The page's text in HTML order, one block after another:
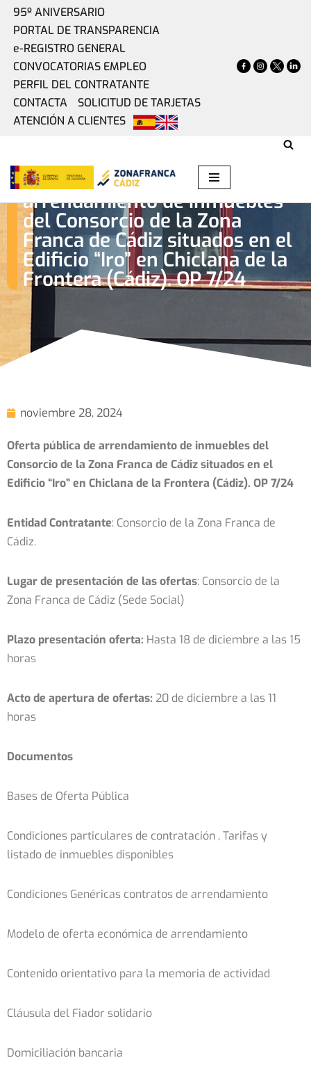
95º ANIVERSARIO
PORTAL DE TRANSPARENCIA
e-REGISTRO GENERAL
CONVOCATORIAS EMPLEO
PERFIL DEL CONTRATANTE
CONTACTA
SOLICITUD DE TARJETAS
ATENCIÓN A CLIENTES
Oferta pública de
arrendamiento de inmuebles
del Consorcio de la Zona
Franca de Cádiz situados en el
Edificio “Iro” en Chiclana de la
Frontera (Cádiz). OP 7/24
noviembre 28, 2024
Oferta pública de arrendamiento de inmuebles del
Consorcio de la Zona Franca de Cádiz situados en el
Edificio “Iro” en Chiclana de la Frontera (Cádiz). OP 7/24
Entidad Contratante: Consorcio de la Zona Franca de
Cádiz.
Lugar de presentación de las ofertas: Consorcio de la
Zona Franca de Cádiz (Sede Social)
Plazo presentación oferta: Hasta 18 de diciembre a las 15
horas
Acto de apertura de ofertas: 20 de diciembre a las 11
horas
Documentos
Bases de Oferta Pública
Condiciones particulares de contratación , Tarifas y
listado de inmuebles disponibles
Condiciones Genéricas contratos de arrendamiento
Modelo de oferta económica de arrendamiento
Contenido orientativo para la memoria de actividad
Cláusula del Fiador solidario
Domiciliación bancaria